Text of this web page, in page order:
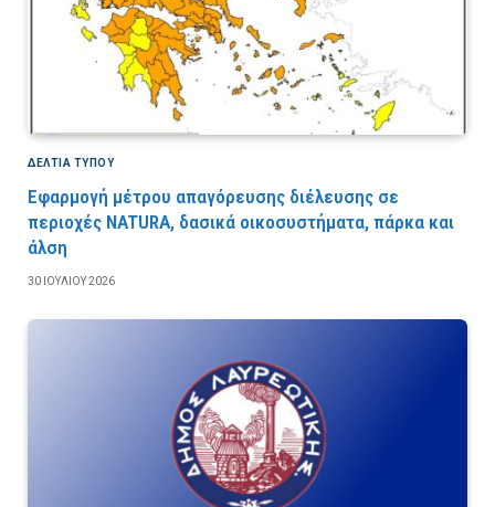
ΔΕΛΤΙΑ ΤΥΠΟΥ
Εφαρμογή μέτρου απαγόρευσης διέλευσης σε
περιοχές NATURA, δασικά οικοσυστήματα, πάρκα και
άλση
30 ΙΟΥΛΊΟΥ 2026